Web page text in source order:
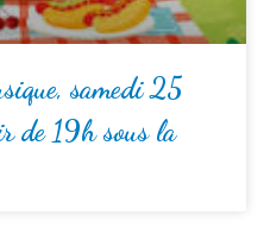
samedi 25
19h sous la